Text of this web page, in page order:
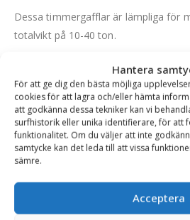
Hantera
För att ge dig den bästa möjliga
cookies för att lagra och/eller hämta
att godkänna dessa tekniker kan vi
surfhistorik eller unika identifierare, för att
funktionalitet. Om du väljer att inte
samtycke kan det leda till att vissa
sämre.
Acceptera
Dessa timmergafflar är lämpliga för
totalvikt på 10-40 ton.
Utbytbara sparstål på gaffelbenen
Avrundad fångarmsspets som ger
Hydraulcylindrar med
Varianttabell
Area (m2)